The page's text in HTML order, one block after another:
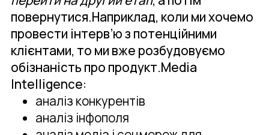
повернутися.Наприклад, коли ми хочемо
провести інтерв’ю з потенційними
клієнтами, то ми вже розбудовуємо
обізнаність про продукт.Media
Intelligence:
аналіз конкурентів
аналіз інфополя